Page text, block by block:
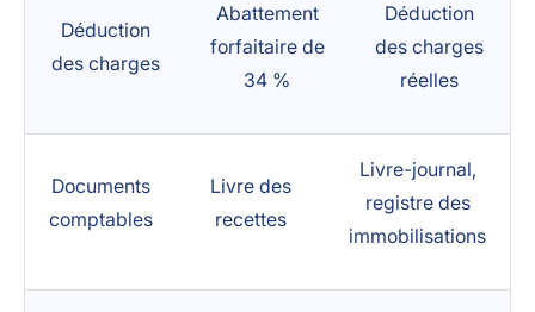
Déduction
des charges
Abattement
forfaitaire de
34 %
Déduction
des charges
réelles
Documents
comptables
Livre des
recettes
Livre-journal,
registre des
immobilisations